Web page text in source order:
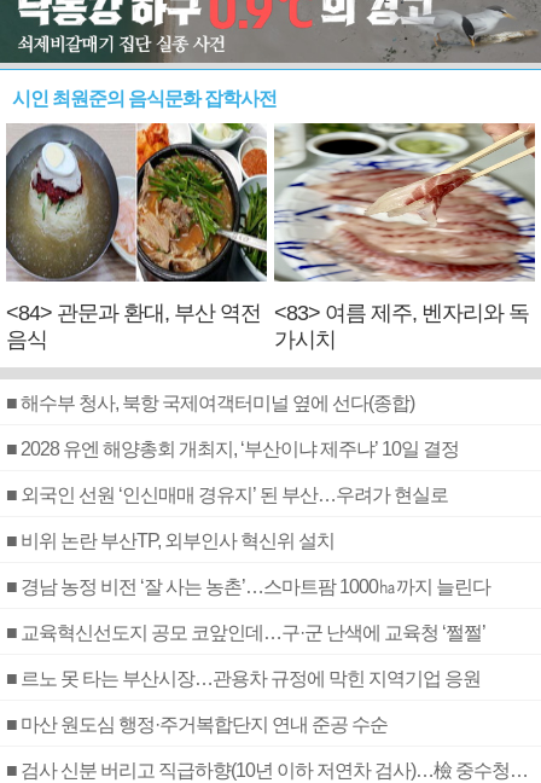
시인 최원준의 음식문화 잡학사전
<84> 관문과 환대, 부산 역전
음식
<83> 여름 제주, 벤자리와 독
가시치
■ 해수부 청사, 북항 국제여객터미널 옆에 선다(종합)
■ 2028 유엔 해양총회 개최지, ‘부산이냐 제주냐’ 10일 결정
■ 외국인 선원 ‘인신매매 경유지’ 된 부산…우려가 현실로
■ 비위 논란 부산TP, 외부인사 혁신위 설치
■ 경남 농정 비전 ‘잘 사는 농촌’…스마트팜 1000㏊까지 늘린다
■ 교육혁신선도지 공모 코앞인데…구·군 난색에 교육청 ‘쩔쩔’
■ 르노 못 타는 부산시장…관용차 규정에 막힌 지역기업 응원
■ 마산 원도심 행정·주거복합단지 연내 준공 수순
■ 검사 신분 버리고 직급하향(10년 이하 저연차 검사)…檢 중수청행 기피